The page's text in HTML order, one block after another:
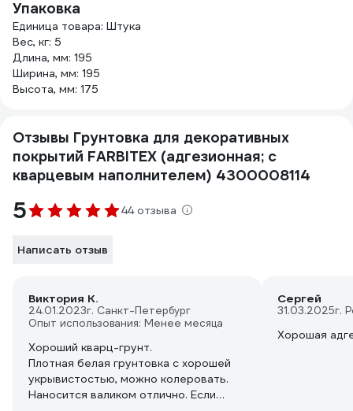
Упаковка
Единица товара: Штука
Вес, кг: 5
Длина, мм: 195
Ширина, мм: 195
Высота, мм: 175
Отзывы Грунтовка для декоративных
покрытий FARBITEX (адгезионная; с
кварцевым наполнителем) 4300008114
5 44 отзыва
Написать отзыв
Виктория К.
24.01.2023г. Санкт-Петербург
Опыт использования: Менее месяца
Хороший кварц-грунт.
Плотная белая грунтовка с хорошей
укрывистостью, можно колеровать.
Наносится валиком отлично. Если
Сергей
31.03.2025г.
Хорошая